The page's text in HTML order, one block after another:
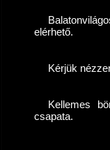
elérhető.
Kérjük
Kellemes
csapata.